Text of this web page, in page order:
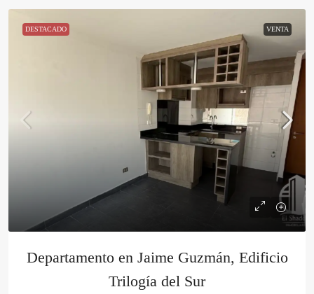
DESTACADO VENTA
Departamento en Jaime Guzmán, Edificio
Trilogía del Sur